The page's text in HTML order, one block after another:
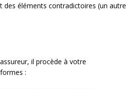
des éléments contradictoires (un autre
il procède à votre
: